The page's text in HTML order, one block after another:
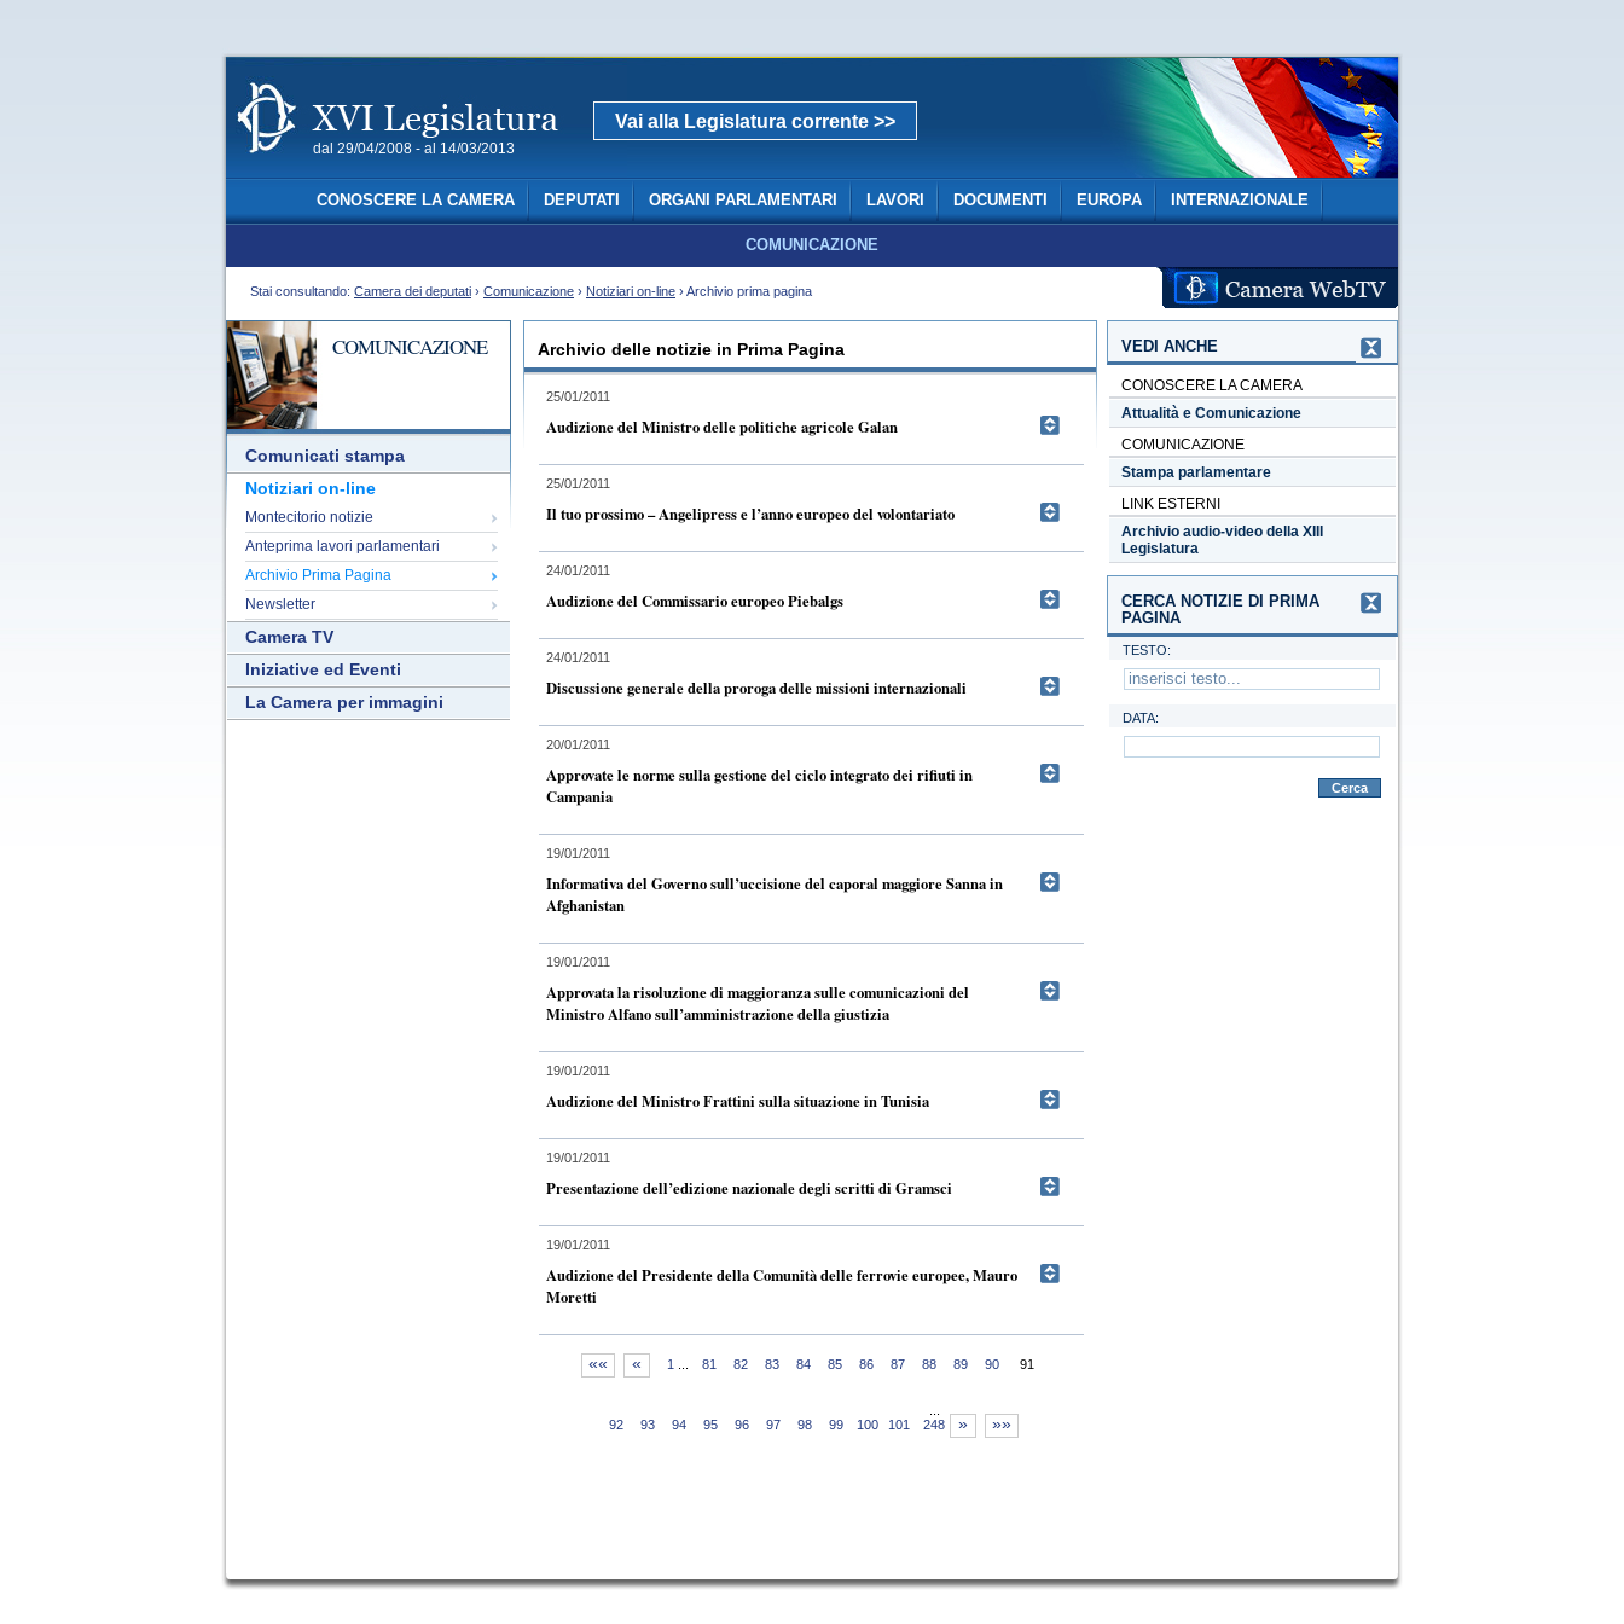
dal 29/04/2008 - al 14/03/2013
Vai alla Legislatura corrente >>
CONOSCERE LA CAMERA DEPUTATI ORGANI PARLAMENTARI LAVORI DOCUMENTI EUROPA INTERNAZIONALE
COMUNICAZIONE
Stai consultando: Camera dei deputati › Comunicazione › Notiziari on-line › Archivio prima pagina
COMUNICAZIONE
Comunicati stampa
Notiziari on-line
Montecitorio notizie
Anteprima lavori parlamentari
Archivio Prima Pagina
Newsletter
Camera TV
Iniziative ed Eventi
La Camera per immagini
Archivio delle notizie in Prima Pagina
25/01/2011
Audizione del Ministro delle politiche agricole Galan
25/01/2011
Il tuo prossimo – Angelipress e l’anno europeo del volontariato
24/01/2011
Audizione del Commissario europeo Piebalgs
24/01/2011
Discussione generale della proroga delle missioni internazionali
20/01/2011
Approvate le norme sulla gestione del ciclo integrato dei rifiuti in
Campania
19/01/2011
Informativa del Governo sull’uccisione del caporal maggiore Sanna in
Afghanistan
19/01/2011
Approvata la risoluzione di maggioranza sulle comunicazioni del
Ministro Alfano sull’amministrazione della giustizia
19/01/2011
Audizione del Ministro Frattini sulla situazione in Tunisia
19/01/2011
Presentazione dell’edizione nazionale degli scritti di Gramsci
19/01/2011
Audizione del Presidente della Comunità delle ferrovie europee, Mauro
Moretti
«« « 1 81 82 83 84 85 86 87 88 89 90 91
92 93 94 95 96 97 98 99 100 101
248
» »»
VEDI ANCHE
CONOSCERE LA CAMERA
Attualità e Comunicazione
COMUNICAZIONE
Stampa parlamentare
LINK ESTERNI
Archivio audio-video della XIII
Legislatura
CERCA NOTIZIE DI PRIMA
PAGINA
TESTO:
DATA:
Cerca